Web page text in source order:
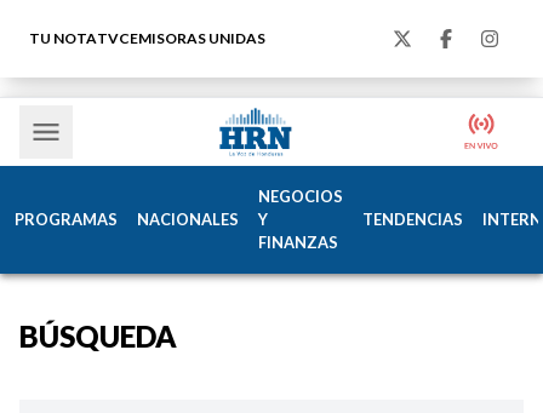
TU NOTATVCEMISORAS UNIDAS
PROGRAMAS NACIONALES
NEGOCIOS
Y
FINANZAS
TENDENCIAS
BÚSQUEDA